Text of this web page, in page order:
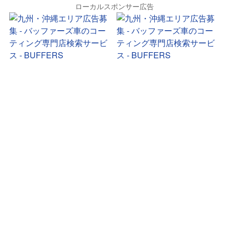
ローカルスポンサー広告